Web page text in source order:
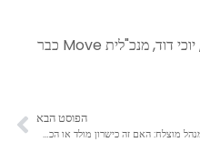
למידע נוסף, אתם מוזמנים לפנות אלי, יוכי דוד, מנכ"לית Move כבר
הפוסט הבא
מנהל מוצלח: האם זה כישרון מולד או הכשרה טובה?